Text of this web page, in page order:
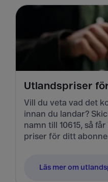
Utlandspriser
Vill du veta vad det
innan du landar?
namn till 10615, så
priser för ditt
Läs mer om